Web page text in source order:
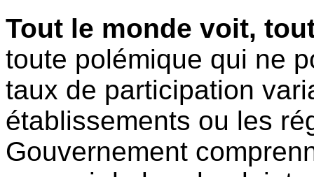
Tout le monde voit,
toute polémique qui ne
taux de participation
établissements ou les
Gouvernement